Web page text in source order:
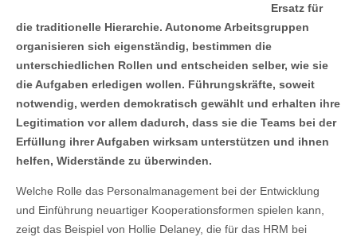
Ersatz für
die traditionelle Hierarchie. Autonome Arbeitsgruppen
organisieren sich eigenständig, bestimmen die
unterschiedlichen Rollen und entscheiden selber, wie sie
die Aufgaben erledigen wollen. Führungskräfte, soweit
notwendig, werden demokratisch gewählt und erhalten ihre
Legiti­mation vor allem dadurch, dass sie die Teams bei der
Erfüllung ihrer Aufgaben wirksam unterstützen und ihnen
helfen, Widerstände zu überwinden.
Welche Rolle das Personalmanagement bei der Entwicklung
und Einführung neuartiger Kooperationsformen spielen kann,
zeigt das Beispiel von Hollie Delaney, die für das HRM bei